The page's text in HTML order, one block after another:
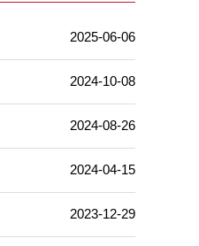
2025-06-06
2024-10-08
2024-08-26
2024-04-15
2023-12-29